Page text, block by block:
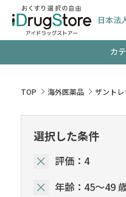
日本法
カ
TOP 海外医薬品 ザント
選択した条件
評価：4
年齢：45～49